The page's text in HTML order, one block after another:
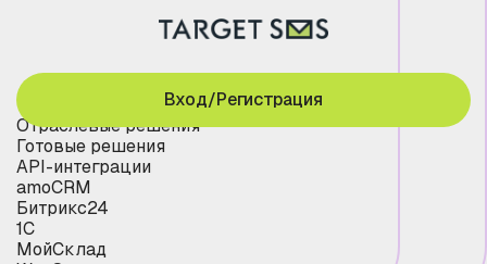
Отраслевые решения
Готовые решения
API-интеграции
amoCRM
Битрикс24
1С
МойСклад
Вход/Регистрация